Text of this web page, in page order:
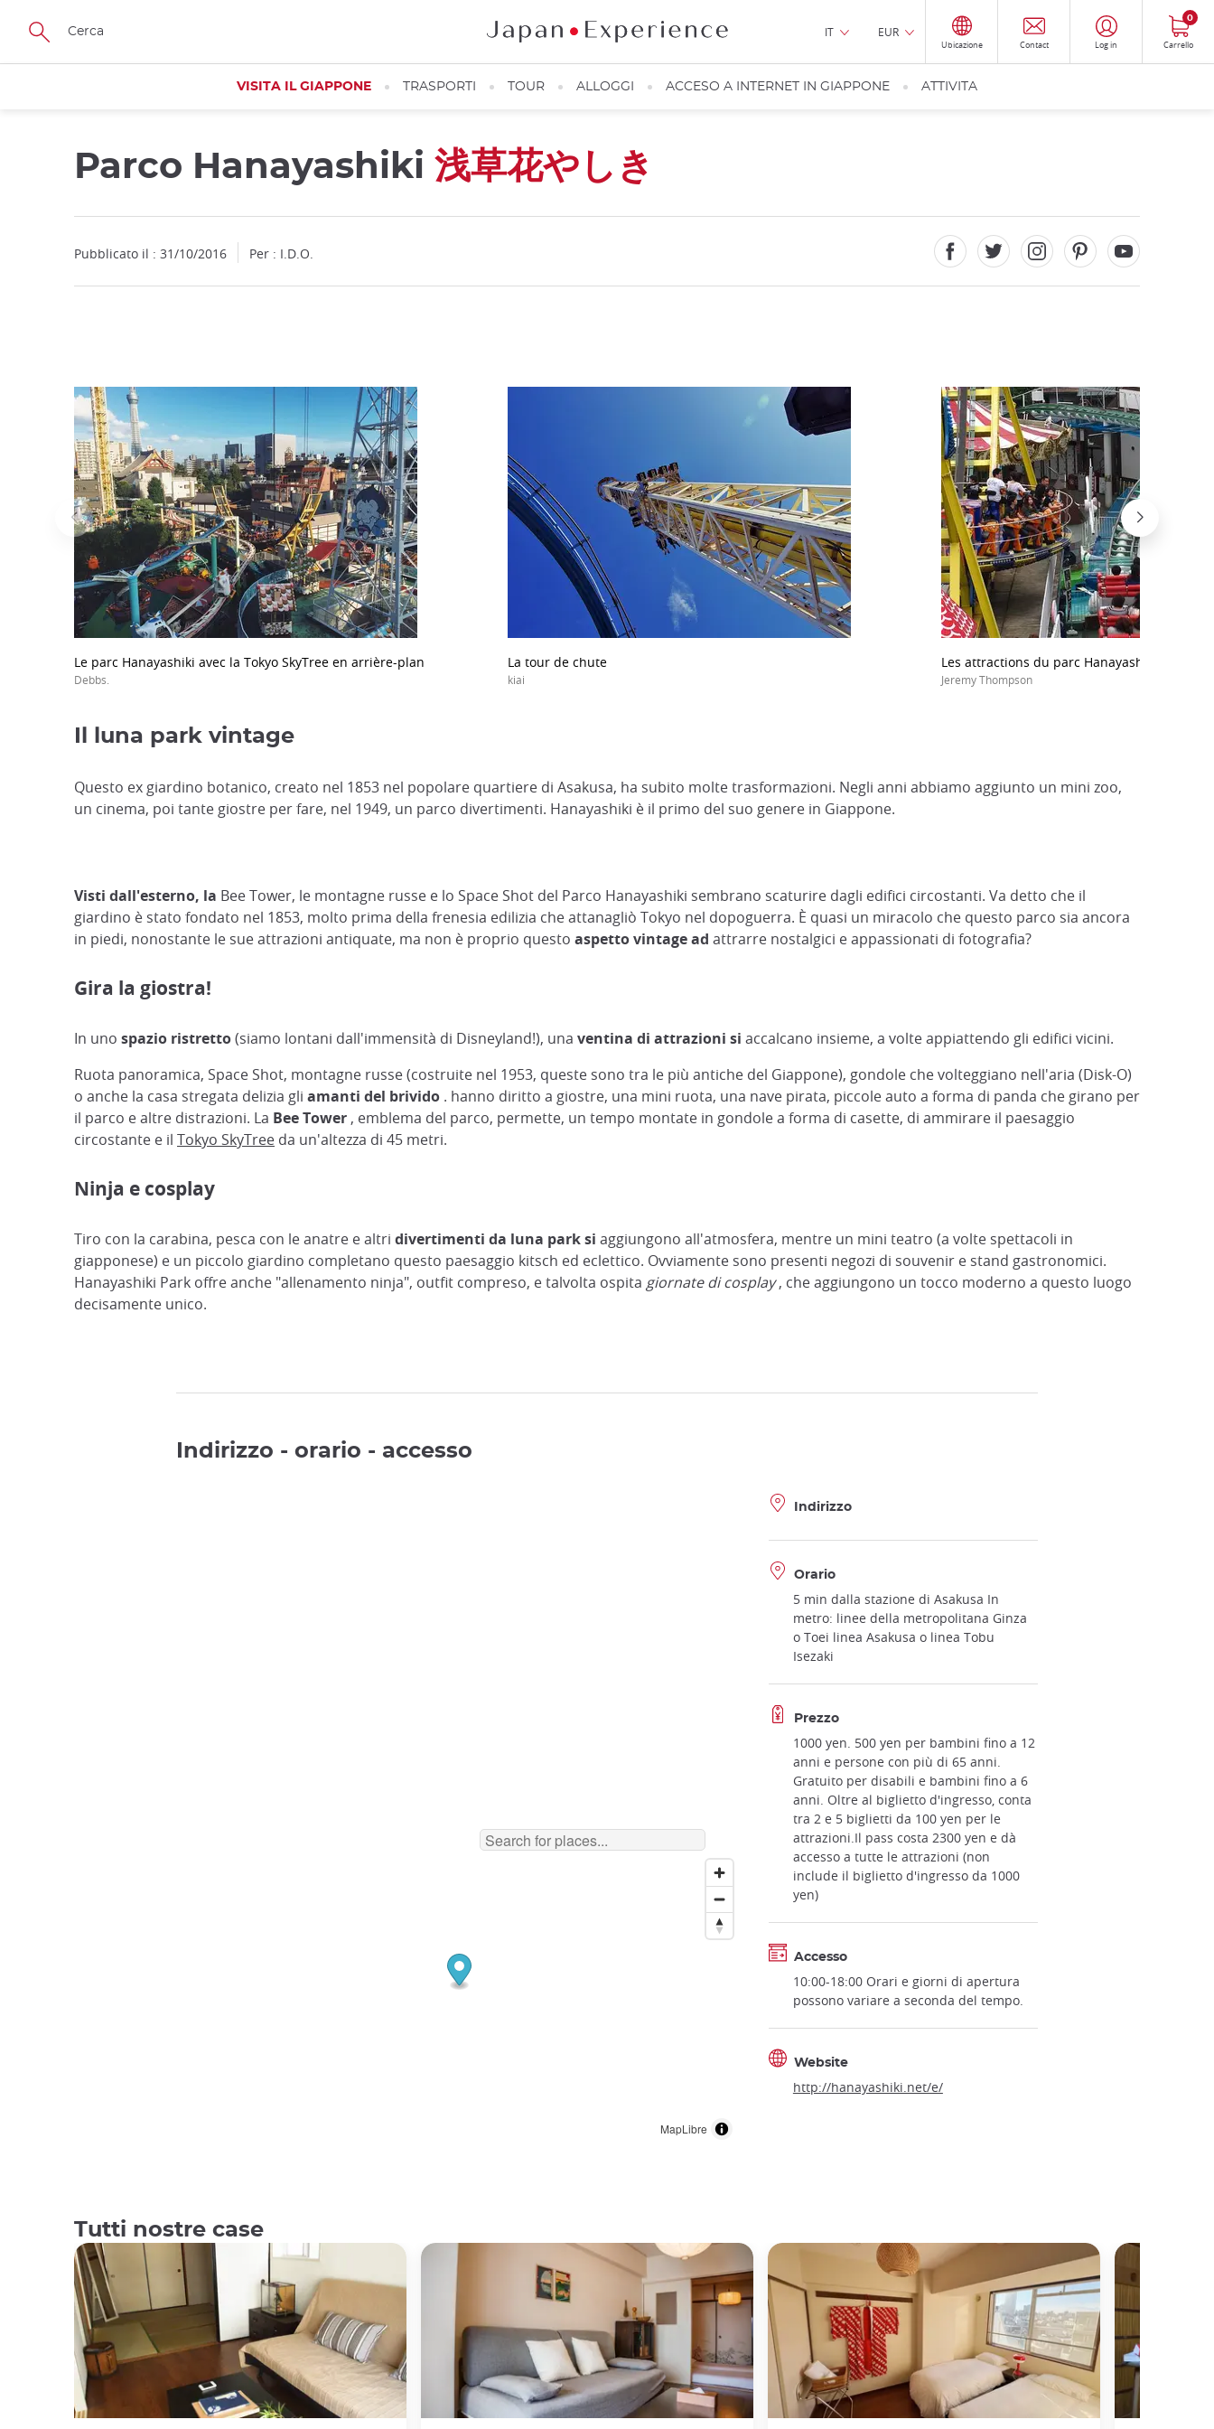
Skip
main
IT EUR
Ubicazione Contact Log in Carrello
0
VISITA IL GIAPPONE TRASPORTI TOUR ALLOGGI ACCESO A INTERNET IN GIAPPONE ATTIVITA
Parco Hanayashiki 浅草花やしき
Pubblicato il : 31/10/2016 Per : I.D.O.
Le parc Hanayashiki avec la Tokyo SkyTree en arrière-plan
Debbs.
La tour de chute
kiai
Les attractions du parc Hanayashiki collées
Jeremy Thompson
Il luna park vintage
Questo ex giardino botanico, creato nel 1853 nel popolare quartiere di Asakusa, ha subito molte trasformazioni. Negli anni abbiamo aggiunto un mini zoo,
un cinema, poi tante giostre per fare, nel 1949, un parco divertimenti. Hanayashiki è il primo del suo genere in Giappone.
Visti dall'esterno, la Bee Tower, le montagne russe e lo Space Shot del Parco Hanayashiki sembrano scaturire dagli edifici circostanti. Va detto che il
giardino è stato fondato nel 1853, molto prima della frenesia edilizia che attanagliò Tokyo nel dopoguerra. È quasi un miracolo che questo parco sia ancora
in piedi, nonostante le sue attrazioni antiquate, ma non è proprio questo aspetto vintage ad attrarre nostalgici e appassionati di fotografia?
Gira la giostra!
In uno spazio ristretto(siamo lontani dall'immensità di Disneyland!), una ventina di attrazioni si accalcano insieme, a volte appiattendo gli edifici vicini.
Ruota panoramica, Space Shot, montagne russe (costruite nel 1953, queste sono tra le più antiche del Giappone), gondole che volteggiano nell'aria (Disk-O)
o anche la casa stregata delizia gli amanti del brivido . hanno diritto a giostre, una mini ruota, una nave pirata, piccole auto a forma di panda che girano per
il parco e altre distrazioni. La Bee Tower , emblema del parco, permette, un tempo montate in gondole a forma di casette, di ammirare il paesaggio
circostante e il Tokyo SkyTree da un'altezza di 45 metri.
Ninja e cosplay
Tiro con la carabina, pesca con le anatre e altri divertimenti da luna park si aggiungono all'atmosfera, mentre un mini teatro (a volte spettacoli in
giapponese) e un piccolo giardino completano questo paesaggio kitsch ed eclettico. Ovviamente sono presenti negozi di souvenir e stand gastronomici.
Hanayashiki Park offre anche "allenamento ninja", outfit compreso, e talvolta ospita giornate di cosplay, che aggiungono un tocco moderno a questo luogo
decisamente unico.
Indirizzo - orario - accesso
MapLibre
Indirizzo
Orario
5 min dalla stazione di Asakusa In
metro: linee della metropolitana Ginza
o Toei linea Asakusa o linea Tobu
Isezaki
Prezzo
1000 yen. 500 yen per bambini fino a 12
anni e persone con più di 65 anni.
Gratuito per disabili e bambini fino a 6
anni. Oltre al biglietto d'ingresso, conta
tra 2 e 5 biglietti da 100 yen per le
attrazioni.Il pass costa 2300 yen e dà
accesso a tutte le attrazioni (non
include il biglietto d'ingresso da 1000
yen)
Accesso
10:00-18:00 Orari e giorni di apertura
possono variare a seconda del tempo.
Website
http://hanayashiki.net/e/
Tutti nostre case